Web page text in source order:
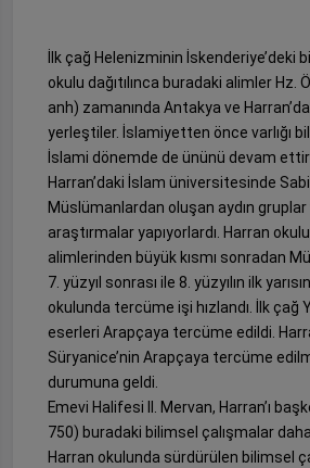
İlk çağ Helenizminin İskenderiye’deki
okulu dağıtılınca buradaki alimler Hz.
anh) zamanında Antakya ve
yerleştiler. İslamiyetten önce varlığı
İslami dönemde de ününü devam
Harran’daki İslam üniversitesinde
Müslümanlardan oluşan aydın gruplar
araştırmalar yapıyorlardı. Harran
alimlerinden büyük kısmı sonradan
7. yüzyıl sonrası ile 8. yüzyılın ilk
okulunda tercüme işi hızlandı. İlk çağ
eserleri Arapçaya tercüme edildi.
Süryanice’nin Arapçaya tercüme
durumuna geldi.
Emevi Halifesi II. Mervan, Harran’ı
750) buradaki bilimsel çalışmalar daha
Harran okulunda sürdürülen bilimsel